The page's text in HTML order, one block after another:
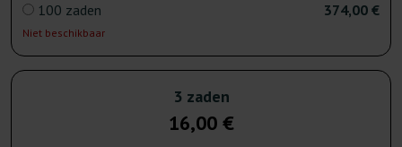
100 zaden
Niet beschikbaar
374,00 €
3 zaden
16,00 €